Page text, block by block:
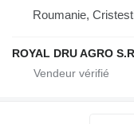
Roumanie,
ROYAL DRU AGRO